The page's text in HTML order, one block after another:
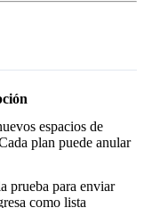
espacios de
plan puede anular
prueba para enviar
como lista